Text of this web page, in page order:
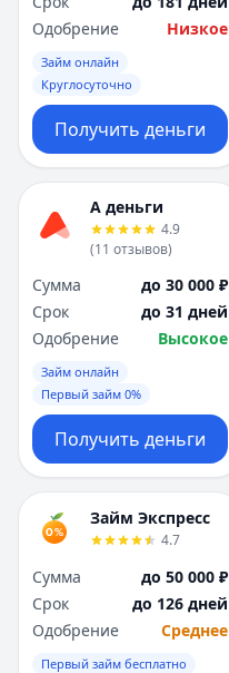
Одобрение
Низкое
Займ онлайн
Круглосуточно
Получить деньги
А деньги
4.9
(11 отзывов)
Сумма
до 30 000 ₽
Срок
до 31 дней
Одобрение
Высокое
Займ онлайн
Первый займ 0%
Получить деньги
Займ Экспресс
4.7
Сумма
до 50 000 ₽
Срок
до 126 дней
Одобрение
Среднее
Первый займ бесплатно